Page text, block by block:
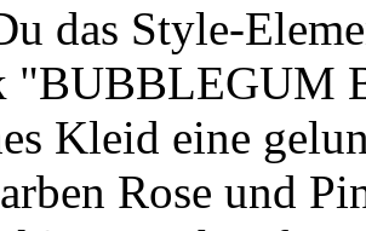
das Style-
"BUBBLEGUM
Kleid eine
Rose und